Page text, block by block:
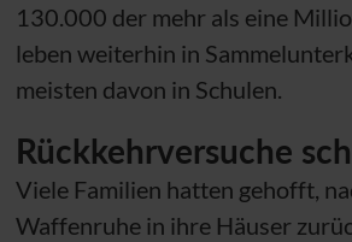
130.000 der mehr als eine
leben weiterhin in
meisten davon in Schulen.
Rückkehrversuche
Viele Familien hatten gehofft,
Waffenruhe in ihre Häuser